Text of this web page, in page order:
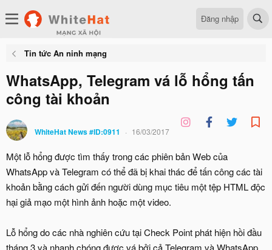
Đăng nhập
Tin tức An ninh mạng
WhatsApp, Telegram vá lỗ hổng tấn
công tài khoản
WhiteHat News #ID:0911 16/03/2017
Một lỗ hổng được tìm thấy trong các phiên bản Web của
WhatsApp và Telegram có thể đã bị khai thác để tấn công các tài
khoản bằng cách gửi đến người dùng mục tiêu một tệp HTML độc
hại giả mạo một hình ảnh hoặc một video.
Lỗ hổng do các nhà nghiên cứu tại Check Point phát hiện hồi đầu
tháng 3 và nhanh chóng được vá bởi cả Telegram và WhatsApp